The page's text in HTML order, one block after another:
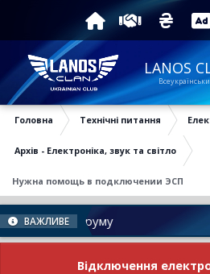
LANOS
Головна Технічні питання
Архів - Електроніка, звук та світло
Нужна помощь в подключении ЭСП
ВАЖЛИВЕ
Форуму
Відключення